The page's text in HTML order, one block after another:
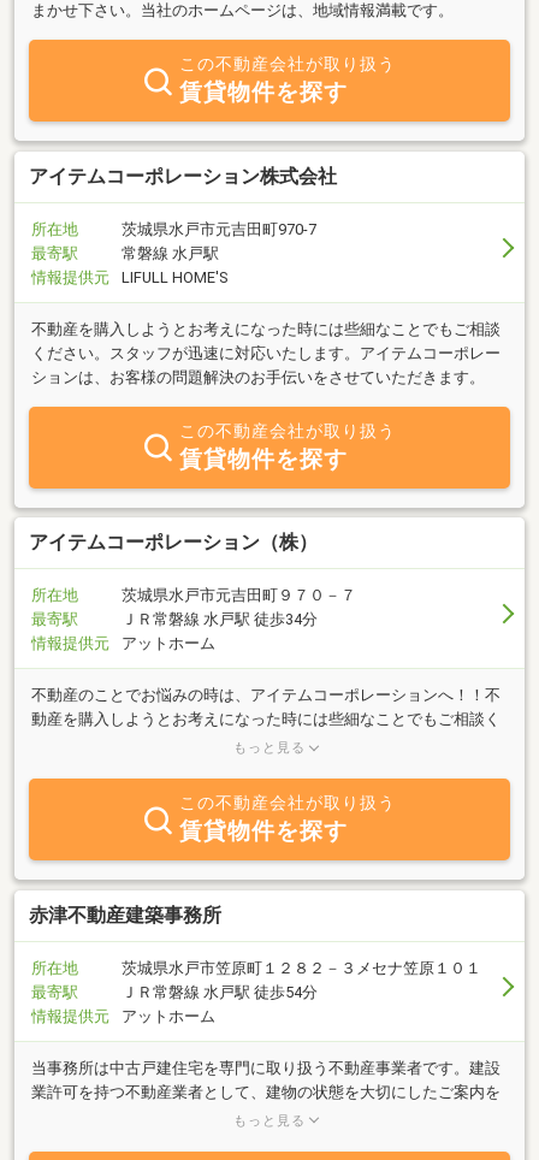
まかせ下さい。当社のホームページは、地域情報満載です。
この不動産会社が取り扱う
賃貸物件を探す
アイテムコーポレーション株式会社
所在地
茨城県水戸市元吉田町970-7
最寄駅
常磐線 水戸駅
情報提供元
LIFULL HOME'S
不動産を購入しようとお考えになった時には些細なことでもご相談
ください。スタッフが迅速に対応いたします。アイテムコーポレー
ションは、お客様の問題解決のお手伝いをさせていただきます。
この不動産会社が取り扱う
賃貸物件を探す
アイテムコーポレーション（株）
所在地
茨城県水戸市元吉田町９７０－７
最寄駅
ＪＲ常磐線 水戸駅 徒歩34分
情報提供元
アットホーム
不動産のことでお悩みの時は、アイテムコーポレーションへ！！不
動産を購入しようとお考えになった時には些細なことでもご相談く
ださい。スタッフが迅速に対応いたします。家土地を売りたいと考
きます。田舎暮らしをしたい、貯蓄はしたいけど増やす方法が知ら
ないなど、一緒に考えましょう。アイテムコーポレーションは、お
客様の問題解決のお手伝いをさせていただきます。
もっと見る
この不動産会社が取り扱う
賃貸物件を探す
赤津不動産建築事務所
所在地
茨城県水戸市笠原町１２８２－３メセナ笠原１０１
最寄駅
ＪＲ常磐線 水戸駅 徒歩54分
情報提供元
アットホーム
当事務所は中古戸建住宅を専門に取り扱う不動産事業者です。建設
業許可を持つ不動産業者として、建物の状態を大切にしたご案内を
心がけています。主に競売物件などの中古戸建を取得し、必要な修
もっと見る